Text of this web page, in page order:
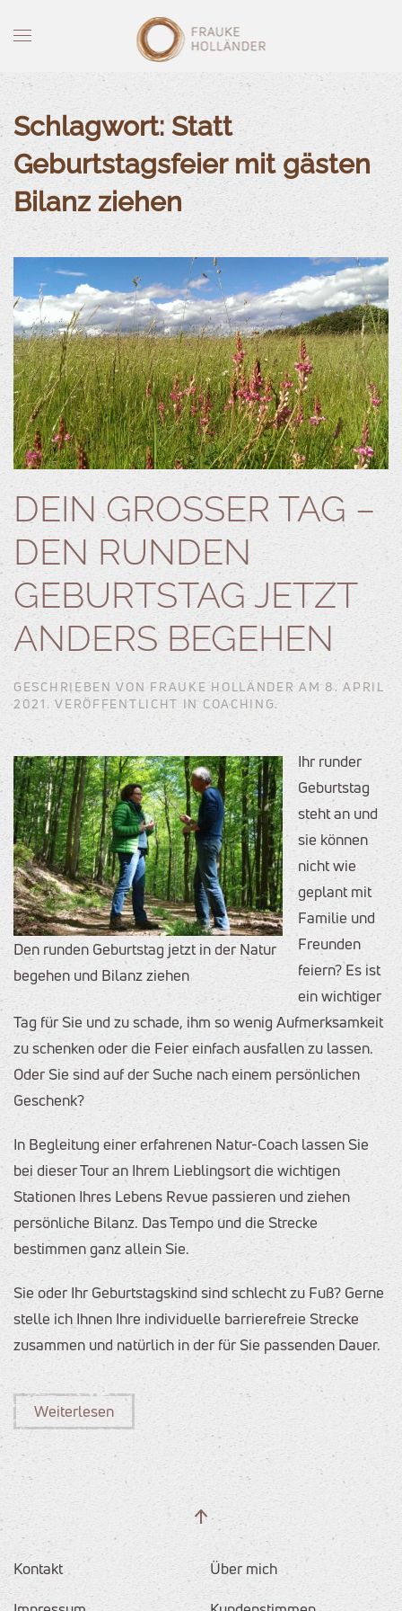
Skip to main content
Schlagwort: Statt
Geburtstagsfeier mit gästen
Bilanz ziehen
DEIN GROSSER TAG – D
EN RUNDEN G
EBURTSTAG JETZT A
NDERS BEGEHEN
GESCHRIEBEN VON FRAUKE HOLLÄNDER AM 8. APRIL
2021 . VERÖFFENTLICHT IN COACHING.
Den runden Geburtstag jetzt in der Natur
begehen und Bilanz ziehen
Ihr runder
Geburtstag
steht an und
sie können
nicht wie
geplant mit
Familie und
Freunden
feiern? Es ist
ein wichtiger
Tag für Sie und zu schade, ihm so wenig Aufmerksamkeit
zu schenken oder die Feier einfach ausfallen zu lassen.
Oder Sie sind auf der Suche nach einem persönlichen
Geschenk?
In Begleitung einer erfahrenen Natur-Coach lassen Sie
bei dieser Tour an Ihrem Lieblingsort die wichtigen
Stationen Ihres Lebens Revue passieren und ziehen
persönliche Bilanz. Das Tempo und die Strecke
bestimmen ganz allein Sie.
Sie oder Ihr Geburtstagskind sind schlecht zu Fuß? Gerne
stelle ich Ihnen Ihre individuelle barrierefreie Strecke
zusammen und natürlich in der für Sie passenden Dauer.
Weiterlesen
Kontakt
Über mich